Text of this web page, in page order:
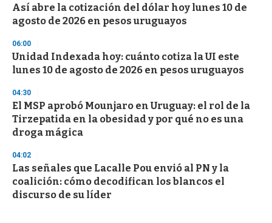
Así abre la cotización del dólar hoy lunes 10 de
agosto de 2026 en pesos uruguayos
06:00
Unidad Indexada hoy: cuánto cotiza la UI este
lunes 10 de agosto de 2026 en pesos uruguayos
04:30
El MSP aprobó Mounjaro en Uruguay: el rol de la
Tirzepatida en la obesidad y por qué no es una
droga mágica
04:02
Las señales que Lacalle Pou envió al PN y la
coalición: cómo decodifican los blancos el
discurso de su líder